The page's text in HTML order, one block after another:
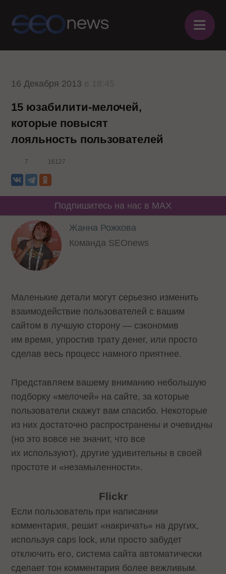
≡
16 Декабря 2013
15 юзабилити-мелочей,
которые повысят
лояльность пользователей
7 16127
Подпишитесь на нас в MAX
Жанна Рожкова
Команда SEOnews
Маленькие детали могут серьезно изменить
взаимодействие пользователей с вашим
сайтом в лучшую сторону — сэкономив
им время, упростив трату денег, или просто
сделав весь процесс намного приятнее.
Представляем вашему вниманию небольшую
подборку «мелочей» на сайте, за которые
пользователи скажут вам спасибо. Некоторые
из них достаточно распространены и очевидны
(но это вовсе не значит, что все
их используют), другие удивительны в своей
простоте и «незамыленности».
Flickr
Если пользователь при написании
комментария, решит «накричать» на других,
используя caps lock, или просто забудет
отключить его, система сайта автоматически
сделает тон комментария более вежливым.